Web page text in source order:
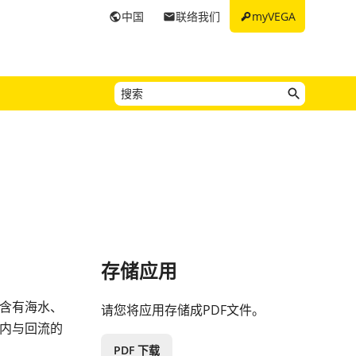
keymyVEGA
email联络我们
public中国
有海水、
与回流的
存储应用
请您将应用存储成PDF文件。
PDF 下载